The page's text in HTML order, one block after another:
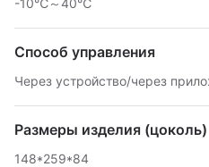
-10℃～40℃
Способ управления
Через устройство/через
Размеры изделия (цоколь)
148*259*84